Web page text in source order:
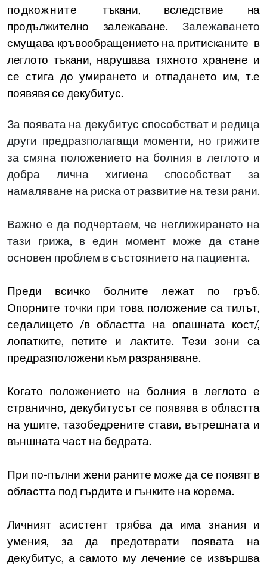
подкожнитетъкани, вследствие на
продължително залежаване.
Залежаването
смущава кръвообращението на притисканите в
леглото тъкани, нарушава тяхното хранене и
се стига до умирането и отпадането им, т.е
появявя се декубитус.
За появата на декубитус способстват и редица
други предразполагащи моменти, но грижите
за смяна положението на болния в леглото и
добра лична хигиена способстват за
намаляване на риска от развитие на тези рани.
Важно е да подчертаем, че неглижирането на
тази грижа, в един момент може да стане
основен проблем в състоянието на пациента.
Преди всичко болните лежат по гръб.
Опорните точки при това положение са тилът,
седалището /в областта на опашната кост/,
лопатките, петите и лактите. Тези зони са
предразположени към разраняване.
Когато положението на болния в леглото е
странично, декубитусът се появява в областта
на ушите, тазобедрените стави, вътрешната и
външната част на бедрата.
При по-пълни жени раните може да се появят в
областта под гърдите и гънките на корема.
Личният асистент трябва да има знания и
умения, за да предотврати появата на
декубитус, а самото му лечение се извършва